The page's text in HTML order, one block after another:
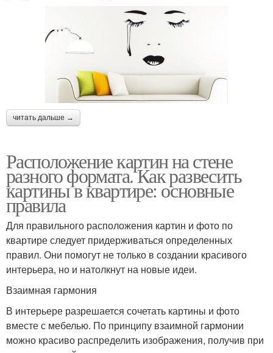
читать дальше →
Расположение картин на стене
разного формата. Как развесить
картины в квартире: основные
правила
Для правильного расположения картин и фото по
квартире следует придерживаться определенных
правил. Они помогут не только в создании красивого
интерьера, но и натолкнут на новые идеи.
Взаимная гармония
В интерьере разрешается сочетать картины и фото
вместе с мебелью. По принципу взаимной гармонии
можно красиво распределить изображения, получив при